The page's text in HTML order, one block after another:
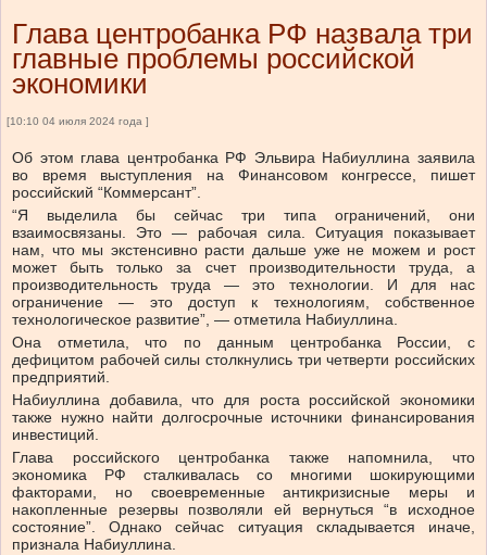
Глава центробанка РФ назвала три
главные проблемы российской
экономики
[10:10 04 июля 2024 года ]
Об этом глава центробанка РФ Эльвира Набиуллина заявила
во время выступления на Финансовом конгрессе, пишет
российский “Коммерсант”.
“Я выделила бы сейчас три типа ограничений, они
взаимосвязаны. Это — рабочая сила. Ситуация показывает
нам, что мы экстенсивно расти дальше уже не можем и рост
может быть только за счет производительности труда, а
производительность труда — это технологии. И для нас
ограничение — это доступ к технологиям, собственное
технологическое развитие”, — отметила Набиуллина.
Она отметила, что по данным центробанка России, с
дефицитом рабочей силы столкнулись три четверти российских
предприятий.
Набиуллина добавила, что для роста российской экономики
также нужно найти долгосрочные источники финансирования
инвестиций.
Глава российского центробанка также напомнила, что
экономика РФ сталкивалась со многими шокирующими
факторами, но своевременные антикризисные меры и
накопленные резервы позволяли ей вернуться “в исходное
состояние”. Однако сейчас ситуация складывается иначе,
признала Набиуллина.